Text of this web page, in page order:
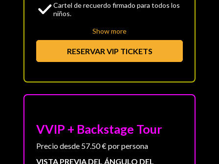
Cartel de recuerdo firmado para todos los
niños.
Show more
RESERVAR VIP TICKETS
VVIP + Backstage Tour
Precio desde 57.50 € por persona
VISTA PREVIA DEL ÁNGULO DEL